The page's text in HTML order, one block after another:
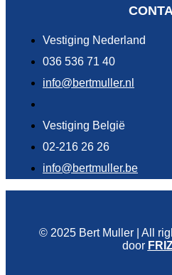
Vestiging Nederland
036 536 71 40
info@bertmuller.nl
Vestiging België
02-216 26 26
info@bertmuller.be
© 2025 Bert Muller | All
door